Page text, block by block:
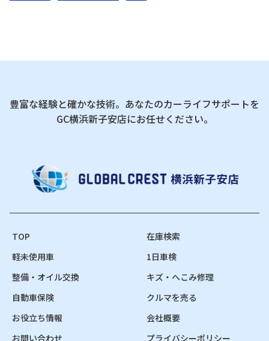
豊富な経験と確かな技術。あなたのカーライフサポートを
GC横浜新子安店にお任せください。
TOP
在庫検索
軽未使用車
1日車検
整備・オイル交換
キズ・へこみ修理
自動車保険
クルマを売る
お役立ち情報
会社概要
お問い合わせ
プライバシーポリシー